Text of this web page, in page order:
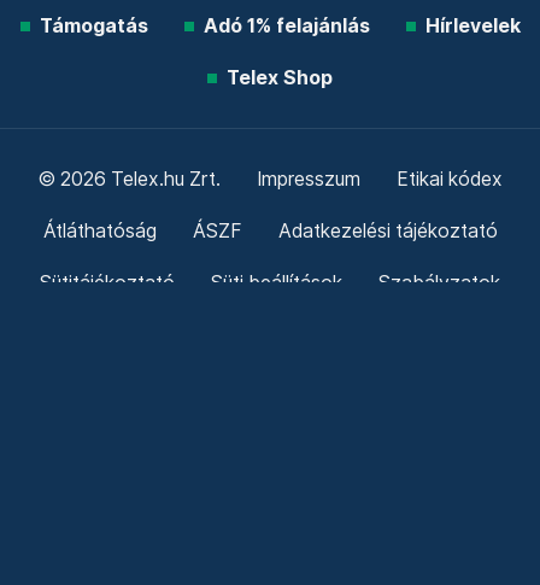
Támogatás Adó 1% felajánlás Hírlevelek
Telex Shop
© 2026 Telex.hu Zrt. Impresszum Etikai kódex
Átláthatóság ÁSZF Adatkezelési tájékoztató
Sütitájékoztató Süti beállítások Szabályzatok